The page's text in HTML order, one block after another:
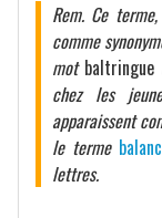
Rem. Ce
comme
mot baltringue
chez les
apparaissent
le terme
lettres.